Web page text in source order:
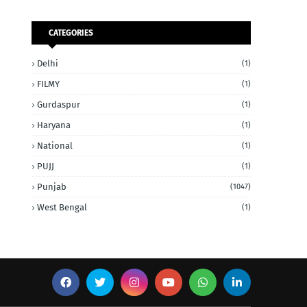
CATEGORIES
Delhi (1)
FILMY (1)
Gurdaspur (1)
Haryana (1)
National (1)
PUJJ (1)
Punjab (1047)
West Bengal (1)